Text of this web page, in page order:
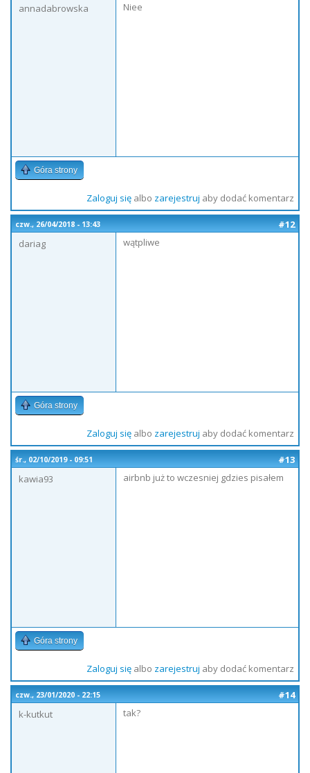
annadabrowska
Niee
Góra strony
Zaloguj sięalbo zarejestruj aby dodać komentarz
czw., 26/04/2018 - 13:43
#12
dariag
wątpliwe
Góra strony
Zaloguj sięalbo zarejestruj aby dodać komentarz
śr., 02/10/2019 - 09:51
#13
kawia93
airbnb już to wczesniej gdzies pisałem
Góra strony
Zaloguj sięalbo zarejestruj aby dodać komentarz
czw., 23/01/2020 - 22:15
#14
k-kutkut
tak?